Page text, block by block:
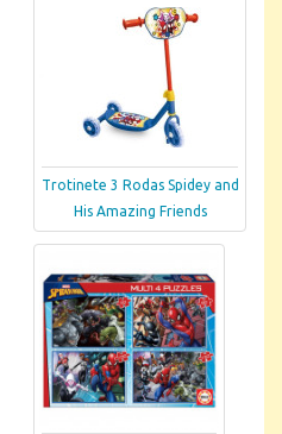
Trotinete 3 Rodas Spidey and
His Amazing Friends